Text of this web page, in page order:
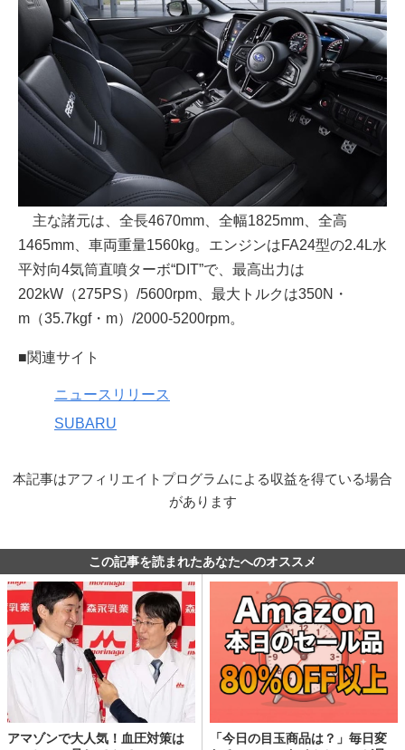
主な諸元は、全長4670mm、全幅1825mm、全高
1465mm、車両重量1560kg。エンジンはFA24型の2.4L水
平対向4気筒直噴ターボ“DIT”で、最高出力は
202kW（275PS）/5600rpm、最大トルクは350N・
m（35.7kgf・m）/2000-5200rpm。
■関連サイト
ニュースリリース
SUBARU
本記事はアフィリエイトプログラムによる収益を得ている場合
があります
この記事を読まれたあなたへのオススメ
アマゾンで大人気！血圧対策は
「今日の目玉商品は？」毎日変